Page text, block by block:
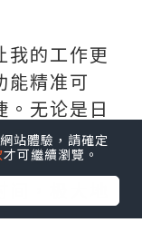
我的工作更
能精准可
。无论是日
是复杂的流
速度快，
，极大地
多得的好工
站體驗，請確定
才可繼續瀏覽。